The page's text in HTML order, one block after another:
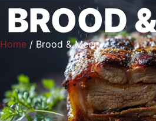
BROOD
Home / Brood & Meer